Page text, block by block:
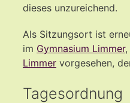
dieses unzureichend.
Als Sitzungsort ist
im Gymnasium Limmer,
Limmer vorgesehen,
Tagesordnung